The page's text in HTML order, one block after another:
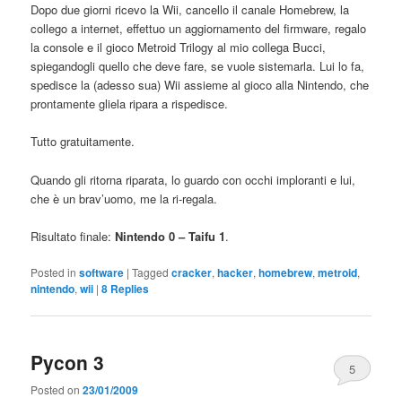
Dopo due giorni ricevo la Wii, cancello il canale Homebrew, la
collego a internet, effettuo un aggiornamento del firmware, regalo
la console e il gioco Metroid Trilogy al mio collega Bucci,
spiegandogli quello che deve fare, se vuole sistemarla. Lui lo fa,
spedisce la (adesso sua) Wii assieme al gioco alla Nintendo, che
prontamente gliela ripara a rispedisce.
Tutto gratuitamente.
Quando gli ritorna riparata, lo guardo con occhi imploranti e lui,
che è un brav’uomo, me la ri-regala.
Risultato finale:Nintendo 0 – Taifu 1.
Posted in software |Tagged cracker,hacker,homebrew,metroid,
nintendo,wii |8 Replies
Pycon 3
Posted on23/01/2009
5